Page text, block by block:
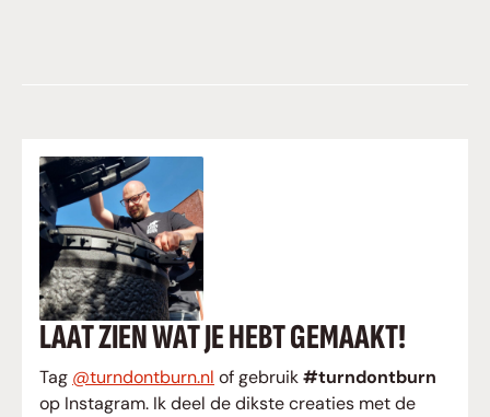
LAAT ZIEN WAT JE HEBT GEMAAKT!
Tag @turndontburn.nl of gebruik#turndontburn
op Instagram. Ik deel de dikste creaties met de